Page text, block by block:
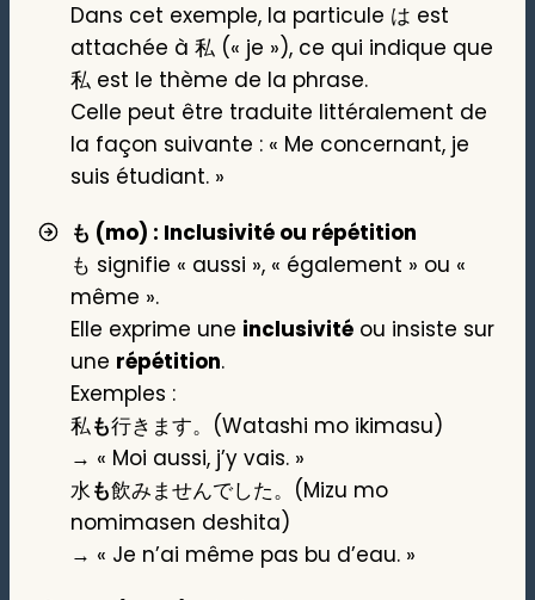
Dans cet exemple, la particule は est
attachée à 私 (« je »), ce qui indique que
私 est le thème de la phrase.
Celle peut être traduite littéralement de
la façon suivante : « Me concernant, je
suis étudiant. »
も (mo) : Inclusivité ou répétition
も signifie « aussi », « également » ou «
même ».
Elle exprime une inclusivité ou insiste sur
une répétition.
Exemples :
私も行きます。(Watashi mo ikimasu)
→ « Moi aussi, j’y vais. »
水も飲みませんでした。(Mizu mo
nomimasen deshita)
→ « Je n’ai même pas bu d’eau. »